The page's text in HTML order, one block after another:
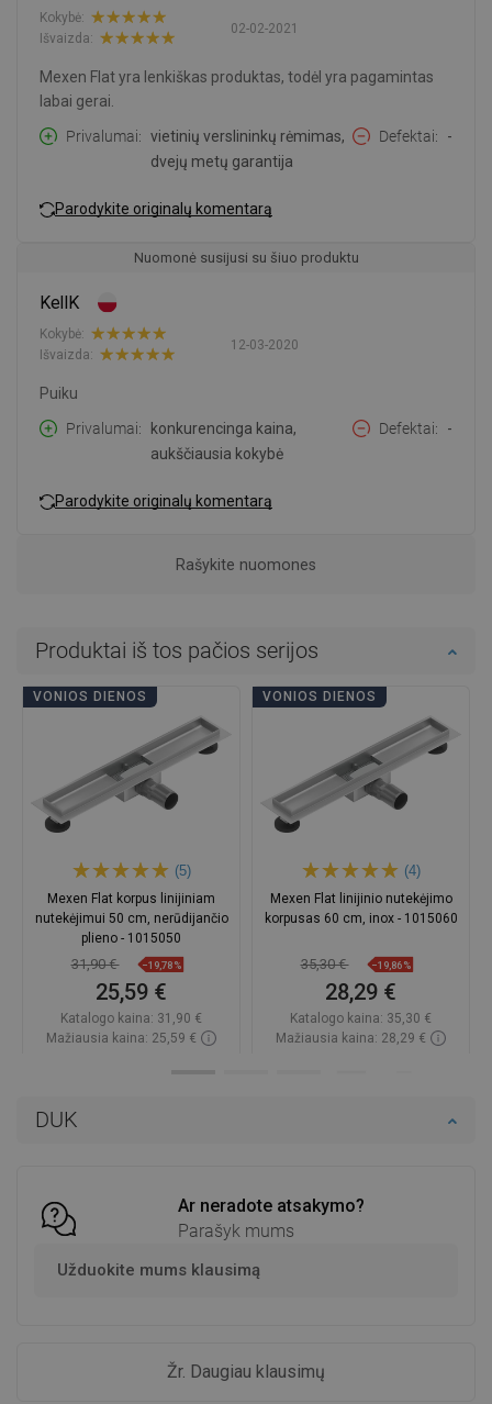
DUK
Ar neradote atsakymo?
Parašyk mums
Užduokite mums klausimą
Žr. Daugiau klausimų
02-02-2021
Kokybė:
Išvaizda:
Mexen Flat yra lenkiškas produktas, todėl yra pagamintas
labai gerai.
Privalumai
vietinių verslininkų rėmimas,
dvejų metų garantija
Defektai -
Parodykite originalų komentarą
Nuomonė susijusi su šiuo produktu
KellK
12-03-2020
Kokybė:
Išvaizda:
Puiku
Privalumai
konkurencinga kaina,
aukščiausia kokybė
Defektai -
Parodykite originalų komentarą
Rašykite nuomones
Produktai iš tos pačios serijos
VONIOS DIENOS
(5)
Mexen Flat korpus linijiniam
nutekėjimui 50 cm, nerūdijančio
plieno - 1015050
31,90 € −19,78%
25,59 €
Katalogo kaina: 31,90 €
Mažiausia kaina: 25,59 €
VONIOS DIENOS
(4)
Mexen Flat linijinio nutekėjimo
korpusas 60 cm, inox - 1015060
35,30 € −19,86%
28,29 €
Katalogo kaina: 35,30 €
Mažiausia kaina: 28,29 €